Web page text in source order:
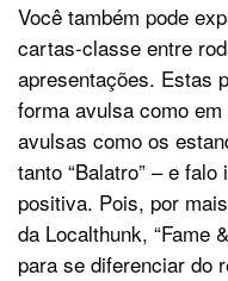
Você também pode
cartas-classe entre
apresentações. Estas
forma avulsa como
avulsas como os
tanto “Balatro” – e
positiva. Pois, por
da Localthunk, “Fame
para se diferenciar do